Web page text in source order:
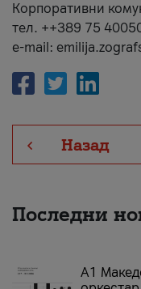
Корпоративни
тел. ++389 75
e-mail:
Назад
Последни
А1